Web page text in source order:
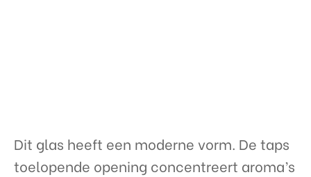
Dit glas heeft een moderne vorm. De taps
toelopende opening concentreert aroma’s